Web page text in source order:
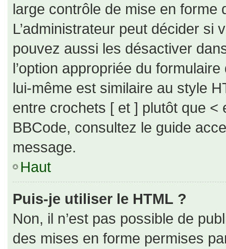
large contrôle de mise en forme
L’administrateur peut décider
pouvez aussi les désactiver
l’option appropriée du
lui-même est similaire au style
entre crochets [ et ] plutôt que <
BBCode, consultez le guide
message.
Haut
Puis-je utiliser le HTML ?
Non, il n’est pas possible de
des mises en forme permises